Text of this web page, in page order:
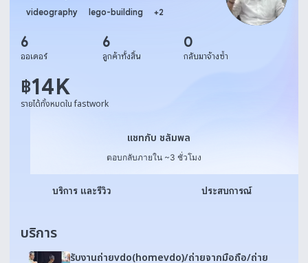
videography
lego-building +2
6
ออเดอร์
6
ลูกค้าทั้งสิ้น
0
กลับมาจ้างซ้ำ
฿14K
รายได้ทั้งหมดใน fastwork
แชทกับ ชลัมพลแชทกับ ชลัมพล
ตอบกลับภายใน ~3 ชั่วโมง
บริการ และรีวิว ประสบการณ์
บริการ
รับงานถ่ายvdo(homevdo)/ถ่ายจากมือถือ/ถ่าย